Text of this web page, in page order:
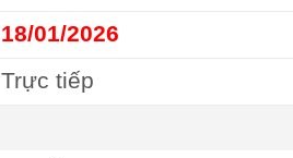
18/01/2026
Trực tiếp